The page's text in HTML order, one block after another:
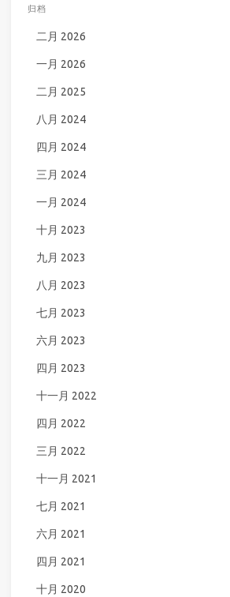
归档
二月 2026
一月 2026
二月 2025
八月 2024
四月 2024
三月 2024
一月 2024
十月 2023
九月 2023
八月 2023
七月 2023
六月 2023
四月 2023
十一月 2022
四月 2022
三月 2022
十一月 2021
七月 2021
六月 2021
四月 2021
十月 2020